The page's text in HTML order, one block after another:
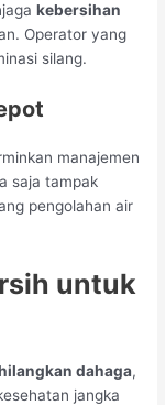
kebersihan
Operator yang
silang.
manajemen
saja tampak
pengolahan air
untuk
dahaga,
jangka